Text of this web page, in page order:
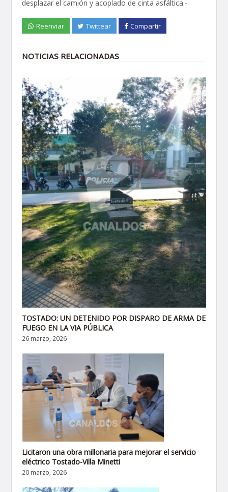
desplazar el camión y acoplado de cinta asfáltica.-
Reenviar Twittear Compartir
NOTICIAS RELACIONADAS
TOSTADO: UN DETENIDO POR DISPARO DE ARMA DE
FUEGO EN LA VIA PÚBLICA
26 marzo, 2026
Licitaron una obra millonaria para mejorar el servicio
eléctrico Tostado-Villa Minetti
20 marzo, 2026